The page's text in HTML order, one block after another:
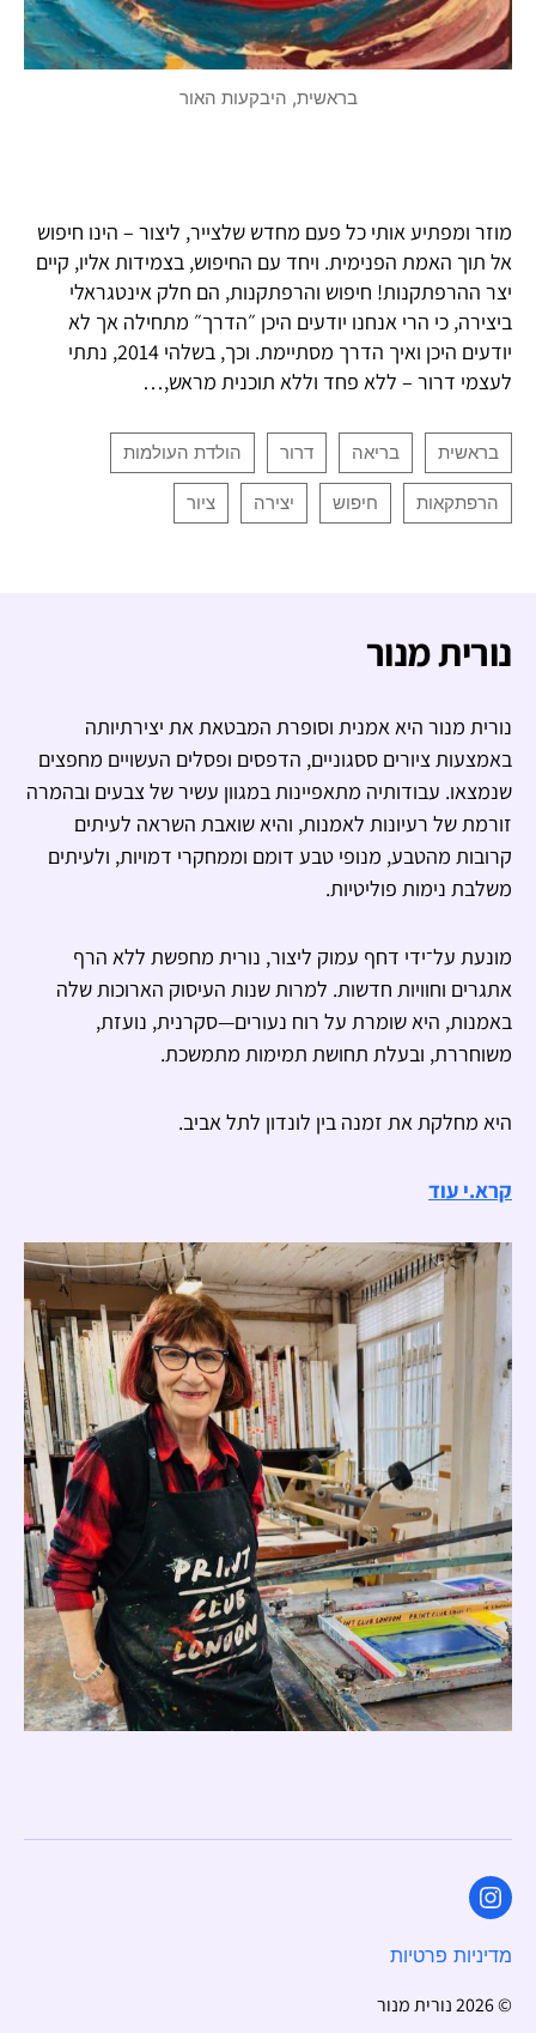
בראשית, היבקעות האור
מוזר ומפתיע אותי כל פעם מחדש שלצייר, ליצור – הינו חיפוש
אל תוך האמת הפנימית. ויחד עם החיפוש, בצמידות אליו, קיים
יצר ההרפתקנות! חיפוש והרפתקנות, הם חלק אינטגראלי
ביצירה, כי הרי אנחנו יודעים היכן ״הדרך״ מתחילה אך לא
יודעים היכן ואיך הדרך מסתיימת. וכך, בשלהי 2014, נתתי
לעצמי דרור – ללא פחד וללא תוכנית מראש,…
נורית מנור
נורית מנור היא אמנית וסופרת המבטאת את יצירתיותה
באמצעות ציורים ססגוניים, הדפסים ופסלים העשויים מחפצים
שנמצאו. עבודותיה מתאפיינות במגוון עשיר של צבעים ובהמרה
זורמת של רעיונות לאמנות, והיא שואבת השראה לעיתים
קרובות מהטבע, מנופי טבע דומם וממחקרי דמויות, ולעיתים
משלבת נימות פוליטיות.
מונעת על־ידי דחף עמוק ליצור, נורית מחפשת ללא הרף
אתגרים וחוויות חדשות. למרות שנות העיסוק הארוכות שלה
באמנות, היא שומרת על רוח נעורים—סקרנית, נועזת,
משוחררת, ובעלת תחושת תמימות מתמשכת.
היא מחלקת את זמנה בין לונדון לתל אביב.
קרא.י עוד
© 2026 נורית מנור
מדיניות פרטיות
Instagram